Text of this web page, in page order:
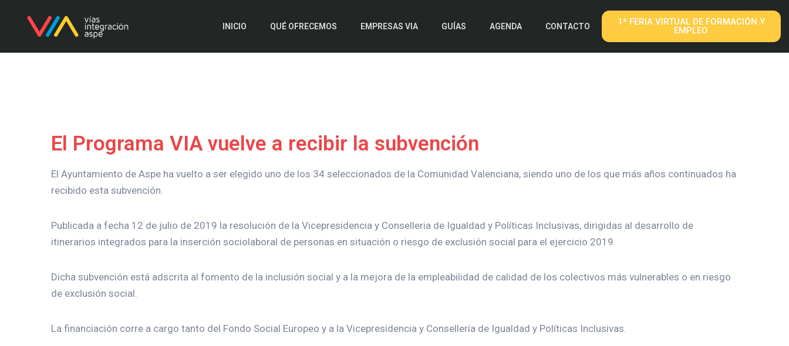
INICIO QUÉ OFRECEMOS EMPRESAS VIA GUÍAS AGENDA CONTACTO
1ª FERIA VIRTUAL DE FORMACIÓN Y
EMPLEO
El Programa VIA vuelve a recibir la subvención
El Ayuntamiento de Aspe ha vuelto a ser elegido uno de los 34 seleccionados de la Comunidad Valenciana, siendo uno de los que más años continuados ha
recibido esta subvención.
Publicada a fecha 12 de julio de 2019 la resolución de la Vicepresidencia y Conselleria de Igualdad y Políticas Inclusivas, dirigidas al desarrollo de
itinerarios integrados para la inserción sociolaboral de personas en situación o riesgo de exclusión social para el ejercicio 2019.
Dicha subvención está adscrita al fomento de la inclusión social y a la mejora de la empleabilidad de calidad de los colectivos más vulnerables o en riesgo
de exclusión social.
La financiación corre a cargo tanto del Fondo Social Europeo y a la Vicepresidencia y Consellería de Igualdad y Políticas Inclusivas.